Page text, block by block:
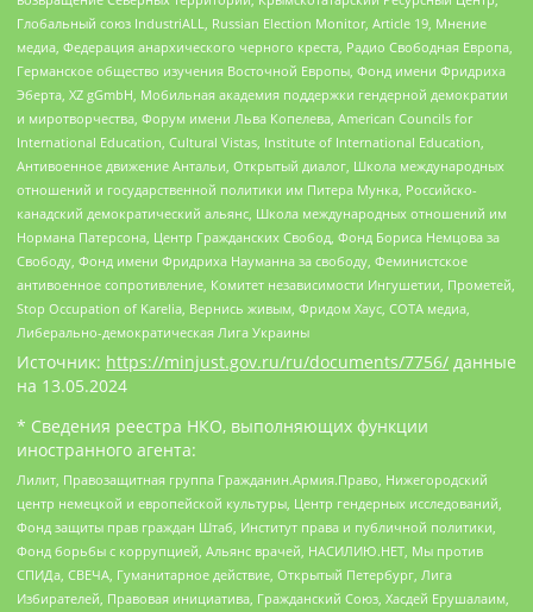
Глобальный союз IndustriALL, Russian Election Monitor, Article 19, Мнение
медиа, Федерация анархического черного креста, Радио Свободная Европа,
Германское общество изучения Восточной Европы, Фонд имени Фридриха
Эберта, XZ gGmbH, Мобильная академия поддержки гендерной демократии
и миротворчества, Форум имени Льва Копелева, American Councils for
International Education, Cultural Vistas, Institute of International Education,
Антивоенное движение Антальи, Открытый диалог, Школа международных
отношений и государственной политики им Питера Мунка, Российско-
канадский демократический альянс, Школа международных отношений им
Нормана Патерсона, Центр Гражданских Свобод, Фонд Бориса Немцова за
Свободу, Фонд имени Фридриха Науманна за свободу, Феминистское
антивоенное сопротивление, Комитет независимости Ингушетии, Прометей,
Stop Occupation of Karelia, Вернись живым, Фридом Хаус, СОТА медиа,
Либерально-демократическая Лига Украины
Источник: https://minjust.gov.ru/ru/documents/7756/ данные
на 13.05.2024
* Сведения реестра НКО, выполняющих функции
иностранного агента:
Лилит, Правозащитная группа Гражданин.Армия.Право, Нижегородский
центр немецкой и европейской культуры, Центр гендерных исследований,
Фонд защиты прав граждан Штаб, Институт права и публичной политики,
Фонд борьбы с коррупцией, Альянс врачей, НАСИЛИЮ.НЕТ, Мы против
СПИДа, СВЕЧА, Гуманитарное действие, Открытый Петербург, Лига
Избирателей, Правовая инициатива, Гражданский Союз, Хасдей Ерушалаим,